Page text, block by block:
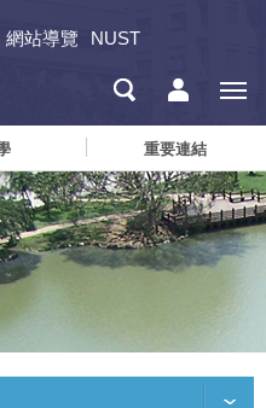
網站導覽 NUST
重要連結